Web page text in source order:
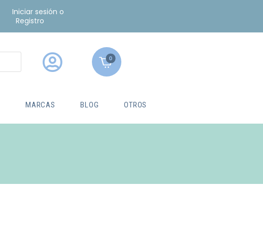
Iniciar sesión o
Registro
0
MARCAS BLOG OTROS